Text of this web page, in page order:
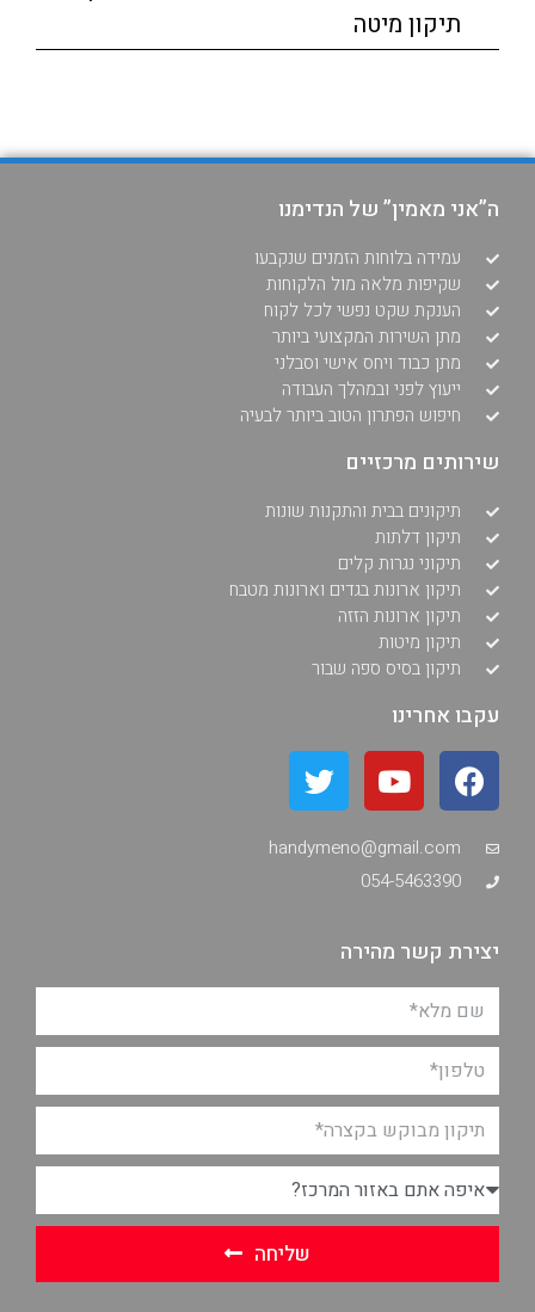
תיקון מיטה
ה”אני מאמין” של הנדימנו
עמידה בלוחות הזמנים שנקבעו
שקיפות מלאה מול הלקוחות
הענקת שקט נפשי לכל לקוח
מתן השירות המקצועי ביותר
מתן כבוד ויחס אישי וסבלני
ייעוץ לפני ובמהלך העבודה
חיפוש הפתרון הטוב ביותר לבעיה
שירותים מרכזיים
תיקונים בבית והתקנות שונות
תיקון דלתות
תיקוני נגרות קלים
תיקון ארונות בגדים וארונות מטבח
תיקון ארונות הזזה
תיקון מיטות
תיקון בסיס ספה שבור
עקבו אחרינו
handymeno@gmail.com
054-5463390
יצירת קשר מהירה
שליחה